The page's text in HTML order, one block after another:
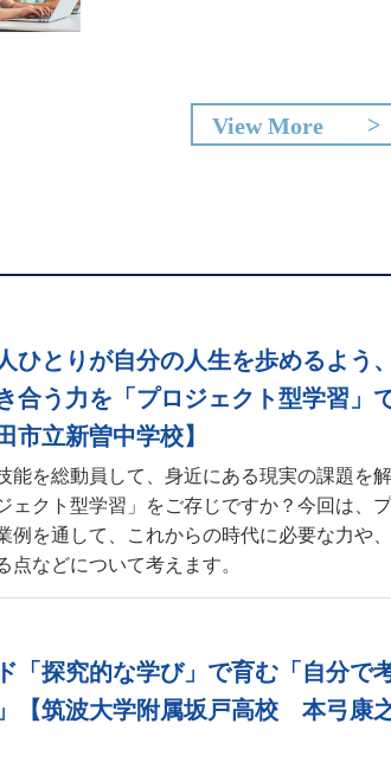
View More
ひとりが自分の人生を歩めるよう、
合う力を「プロジェクト型学習」
市立新曽中学校】
能を総動員して、身近にある現実の課題を解
ェクト型学習」をご存じですか？今回は、プ
例を通して、これからの時代に必要な力や、
点などについて考えます。
「探究的な学び」で育む「自分で
【筑波大学附属坂戸高校 本弓康